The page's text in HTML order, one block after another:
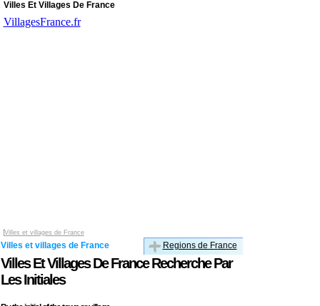
Villes Et Villages De France
VillagesFrance.fr
Villes et villages de France
Villes et villages de France Regions de France
Villes Et Villages De France Recherche Par
Les Initiales